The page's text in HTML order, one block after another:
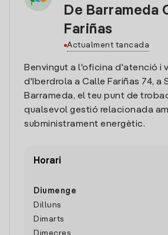
De Barrameda
Fariñas
Actualment tancada
Benvingut a l'oficina d'atenció i
d'Iberdrola a Calle Fariñas 74, a
Barrameda, el teu punt de
qualsevol gestió relacionada
subministrament energètic.
Horari
Diumenge
Dilluns
Dimarts
Dimecres